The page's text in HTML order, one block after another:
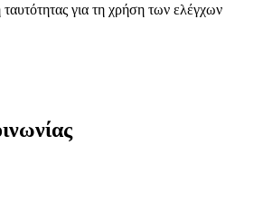
ταυτότητας για τη χρήση των ελέγχων